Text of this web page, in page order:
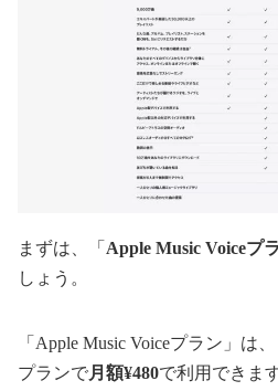
まずは、「 Apple Music Voiceプ
しょう。
「Apple Music Voiceプラン」は
プランで月額¥480で利用できま